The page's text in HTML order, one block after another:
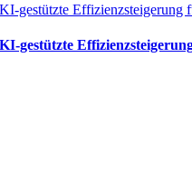
KI-gestützte Effizienzsteigerung
KI-gestützte